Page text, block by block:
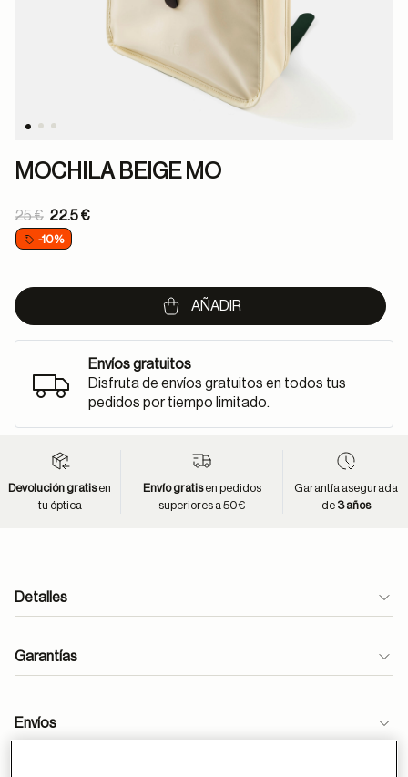
MOCHILA BEIGE MO
Price reduced from
25 €
to
22.5 €
-10%
AÑADIR
Envíos gratuitos
Disfruta de envíos gratuitos en todos tus
pedidos por tiempo limitado.
Devolución gratisen
tu óptica
Envío gratisen pedidos
superiores a 50€
Garantía asegurada
de 3 años
Detalles
Garantías
Envíos